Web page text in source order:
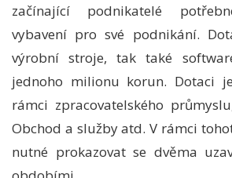
začínající podnikatelé
vybavení pro své podnikání.
výrobní stroje, tak také
jednoho milionu korun. Dotaci
rámci zpracovatelského
Obchod a služby atd. V rámci
nutné prokazovat se dvěma